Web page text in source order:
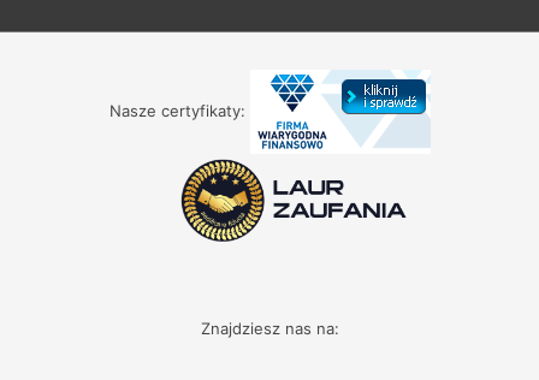
Nasze certyfikaty:
Znajdziesz nas na: